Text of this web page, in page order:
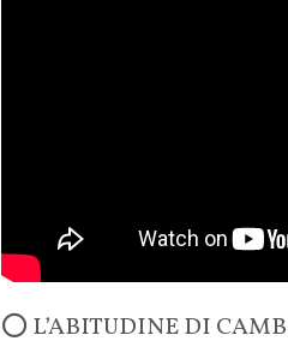
⭕️ L’ABITUDINE DI